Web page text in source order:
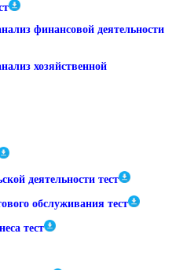
финансовой деятельности
хозяйственной
деятельности тест
обслуживания тест
тест